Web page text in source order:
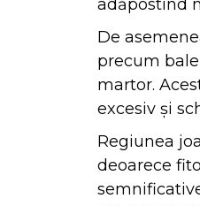
adăpostind
De
precum
martor.
excesiv și
Regiunea
deoarece